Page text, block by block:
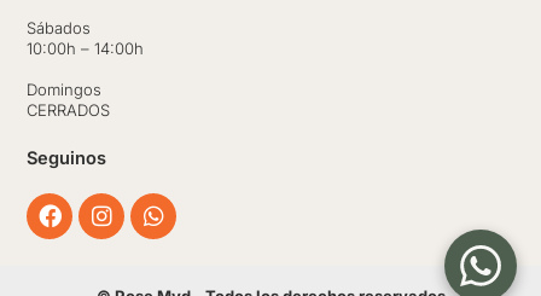
Sábados
10:00h – 14:00h
Domingos
CERRADOS
Seguinos
Facebook
InstagramWhatsapp